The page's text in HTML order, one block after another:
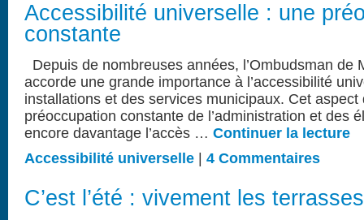
Accessibilité universelle : une
constante
Depuis de nombreuses années, l’Ombudsman de
accorde une grande importance à l’accessibilité
installations et des services municipaux. Cet aspect
préoccupation constante de l’administration et des
encore davantage l’accès … Continuer la lecture
Accessibilité universelle
4 Commentaires
C’est l’été : vivement les